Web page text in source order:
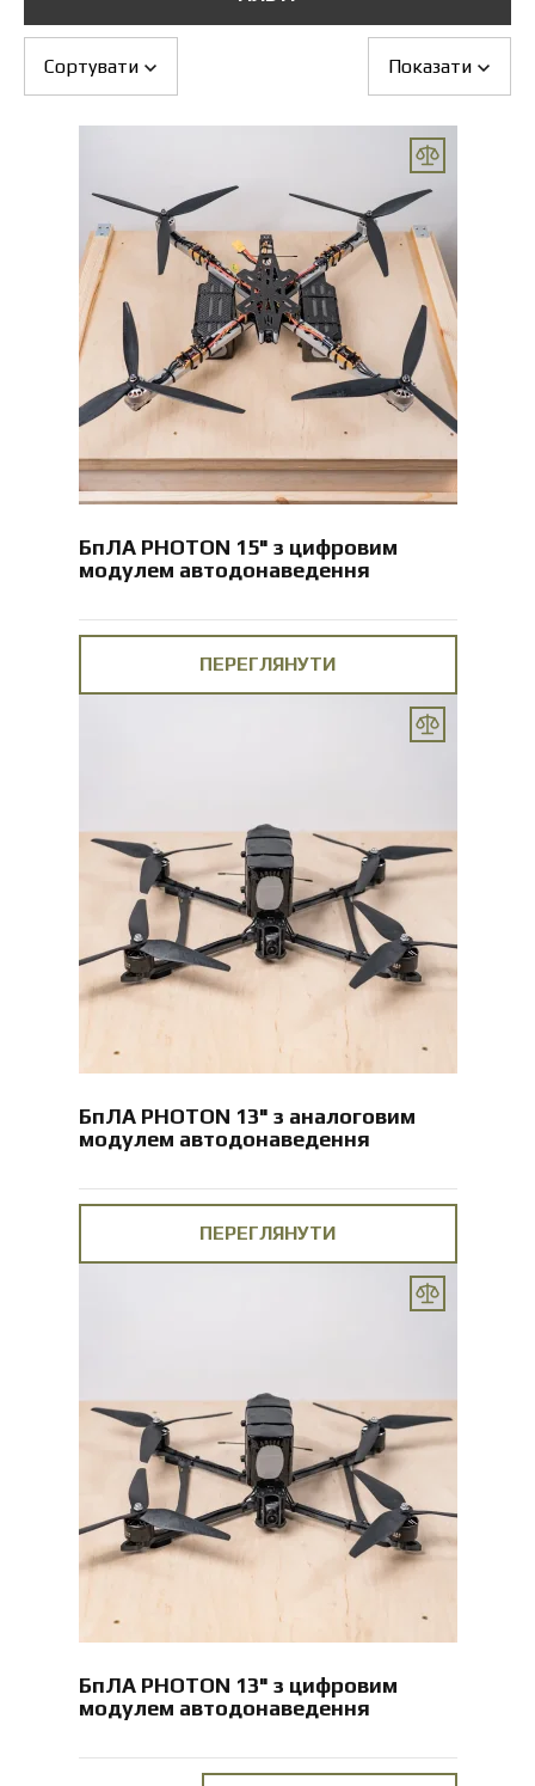
Оплата і доставка
Партнерам
Ремонт та сервіс
Сортувати Показати
БпЛА PHOTON 15" з цифровим
модулем автодонаведення
ПЕРЕГЛЯНУТИ
БпЛА PHOTON 13" з аналоговим
модулем автодонаведення
ПЕРЕГЛЯНУТИ
БпЛА PHOTON 13" з цифровим
модулем автодонаведення